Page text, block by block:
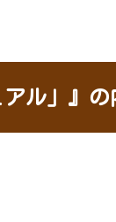
ル」』の